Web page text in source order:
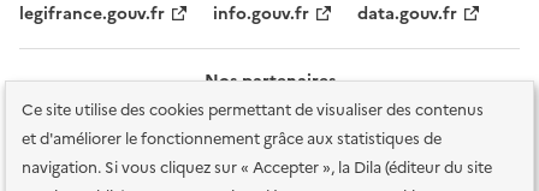
Ce site utilise des cookies permettant de visualiser des contenus
et d'améliorer le fonctionnement grâce aux statistiques de
navigation. Si vous cliquez sur « Accepter », la Dila (éditeur du site
legifrance.gouv.fr info.gouv.fr data.gouv.fr
Nos partenaires